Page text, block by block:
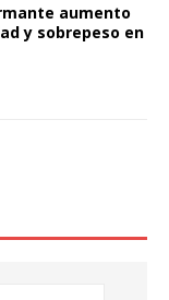
aumento
y sobrepeso en